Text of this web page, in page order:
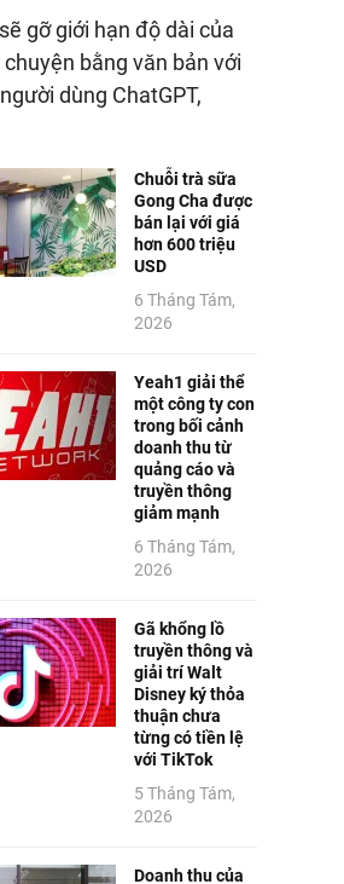
gỡ giới hạn độ dài của
bằng văn bản với
dùng ChatGPT,
Chuỗi trà sữa
Gong Cha được
bán lại với giá
hơn 600 triệu
USD
6 Tháng Tám,
2026
Yeah1 giải thể
một công ty con
trong bối cảnh
doanh thu từ
quảng cáo và
truyền thông
giảm mạnh
6 Tháng Tám,
2026
Gã khổng lồ
truyền thông và
giải trí Walt
Disney ký thỏa
thuận chưa
từng có tiền lệ
với TikTok
5 Tháng Tám,
2026
Doanh thu của